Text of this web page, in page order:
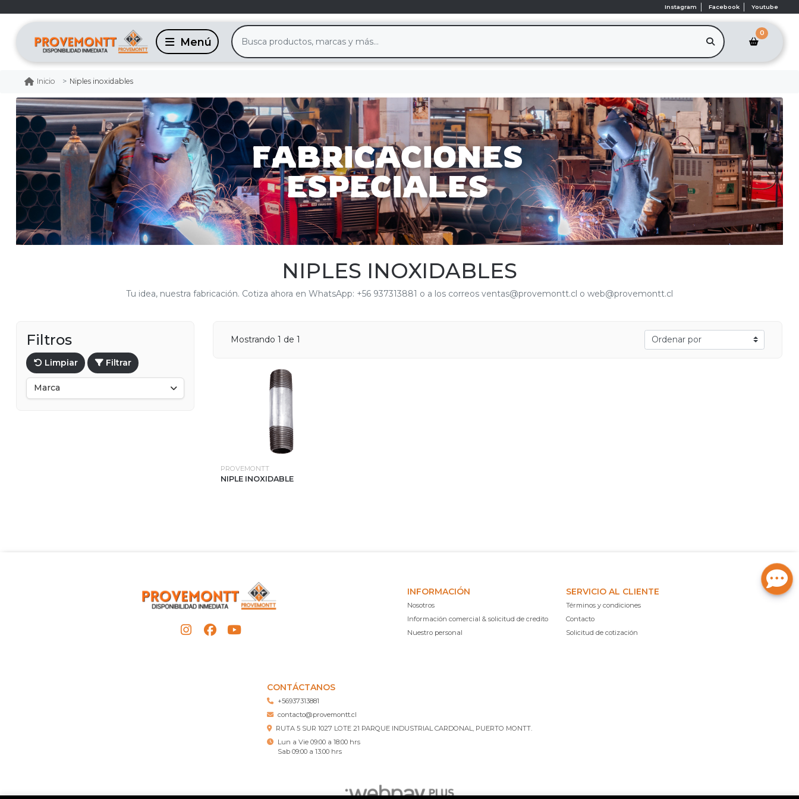
Instagram Facebook Youtube
0
Inicio Niples inoxidables
NIPLES INOXIDABLES
Tu idea, nuestra fabricación. Cotiza ahora en WhatsApp: +56 937313881 o a los correos ventas@provemontt.cl o web@provemontt.cl
Filtros
Limpiar Filtrar
Marca
Mostrando 1 de 1
PROVEMONTT
NIPLE INOXIDABLE
INFORMACIÓN
Nosotros
Información comercial & solicitud de credito
Nuestro personal
SERVICIO AL CLIENTE
Términos y condiciones
Contacto
Solicitud de cotización
CONTÁCTANOS
+56937313881
contacto@provemontt.cl
RUTA 5 SUR 1027 LOTE 21 PARQUE INDUSTRIAL CARDONAL, PUERTO MONTT.
Lun a Vie 09:00 a 18:00 hrs
Sab 09:00 a 13:00 hrs